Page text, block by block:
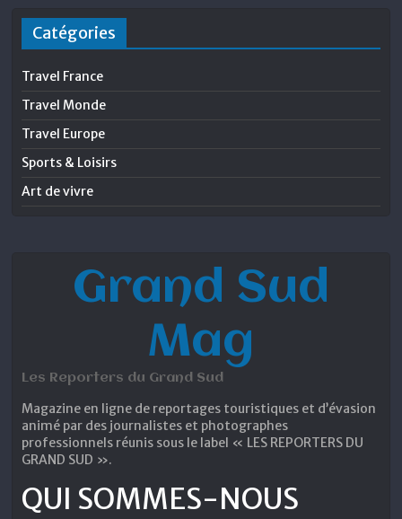
Catégories
Travel France
Travel Monde
Travel Europe
Sports & Loisirs
Art de vivre
Grand Sud
Mag
Les Reporters du Grand Sud
Magazine en ligne de reportages touristiques et d’évasion
animé par des journalistes et photographes
professionnels réunis sous le label « LES REPORTERS DU
GRAND SUD ».
QUI SOMMES-NOUS